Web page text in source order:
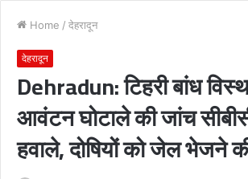
Home / देहरादून
देहरादून
Dehradun: टिहरी बांध
आवंटन घोटाले की जांच
हवाले, दोषियों को जेल भेजने